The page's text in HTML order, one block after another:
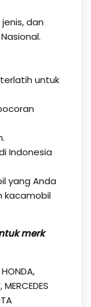
dan
untuk
Indonesia
yang Anda
kacamobil
merk